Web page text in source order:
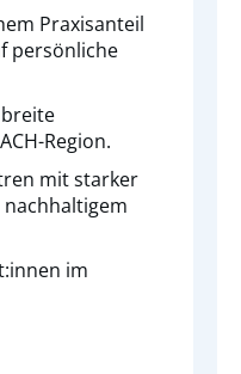
Praxisanteil
persönliche
Region.
mit starker
im